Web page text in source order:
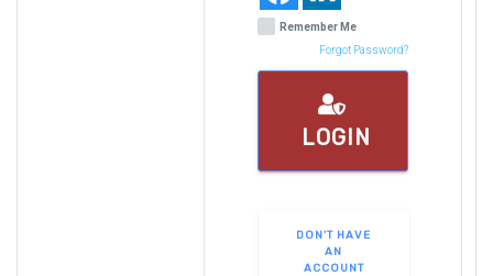
Remember Me
Forgot Password?
LOGIN
DON'T HAVE
AN
ACCOUNT